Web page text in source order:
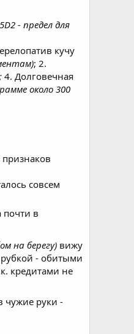
- предел для
кучу
; 2.
4. Долговечная
около 300
совсем
почти в
на берегу) вижу
- обитыми
кредитами не
чужие руки -